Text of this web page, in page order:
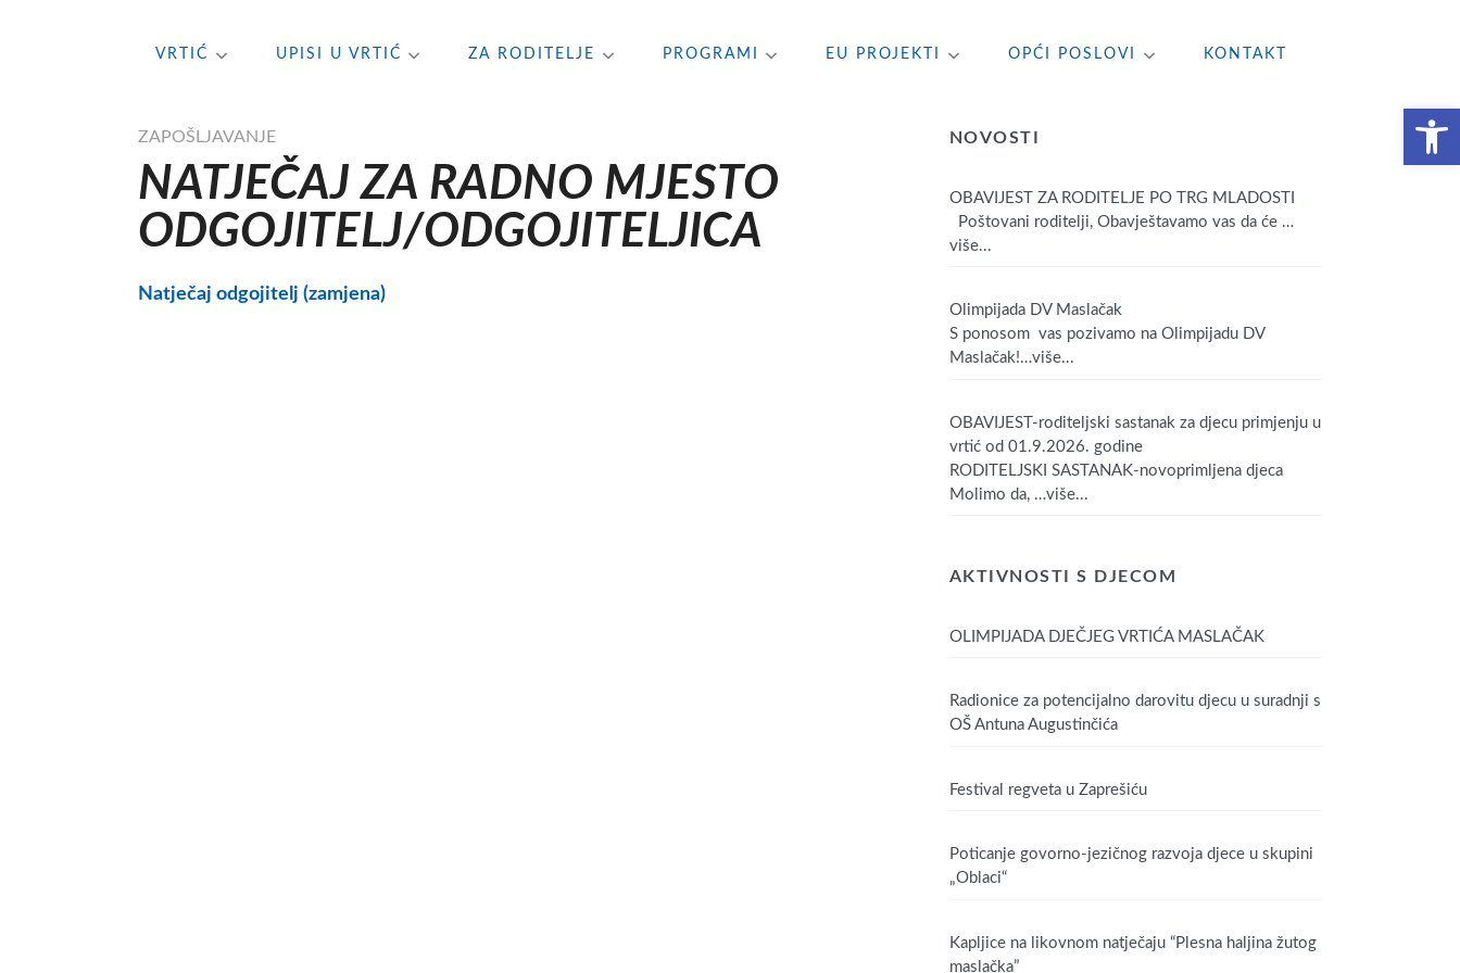
Open toolbar
VRTIĆ UPISI U VRTIĆ ZA RODITELJE PROGRAMI EU PROJEKTI OPĆI POSLOVI KONTAKT
ZAPOŠLJAVANJE
NATJEČAJ ZA RADNO MJESTO
ODGOJITELJ/ODGOJITELJICA
Natječaj odgojitelj (zamjena)
NOVOSTI
OBAVIJEST ZA RODITELJE PO TRG MLADOSTI
Poštovani roditelji, Obavještavamo vas da će …
više...
Olimpijada DV Maslačak
S ponosom vas pozivamo na Olimpijadu DV
Maslačak!…više...
OBAVIJEST-roditeljski sastanak za djecu primjenju u
vrtić od 01.9.2026. godine
RODITELJSKI SASTANAK-novoprimljena djeca
Molimo da, …više...
AKTIVNOSTI S DJECOM
OLIMPIJADA DJEČJEG VRTIĆA MASLAČAK
Radionice za potencijalno darovitu djecu u suradnji s
OŠ Antuna Augustinčića
Festival regveta u Zaprešiću
Poticanje govorno-jezičnog razvoja djece u skupini
„Oblaci“
Kapljice na likovnom natječaju “Plesna haljina žutog
maslačka”